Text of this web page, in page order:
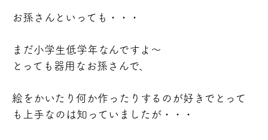
お孫さんといっても・・・
まだ小学生低学年なんですよ～
とっても器用なお孫さんで、
絵をかいたり 何か作ったりするのが好きでとって
も上手なのは知っていましたが・・・